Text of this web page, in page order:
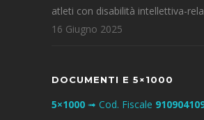
atleti con disabilità intellettiva-
16 Giugno 2025
DOCUMENTI E 5×1000
5×1000 ➟ Cod. Fiscale